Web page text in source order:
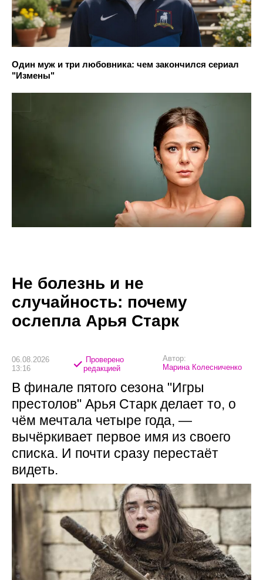
Один муж и три любовника: чем закончился сериал
"Измены"
Не болезнь и не
случайность: почему
ослепла Арья Старк
06.08.2026
13:16
Проверено
редакцией
Автор:
Марина Колесниченко
В финале пятого сезона "Игры
престолов" Арья Старк делает то, о
чём мечтала четыре года, —
вычёркивает первое имя из своего
списка. И почти сразу перестаёт
видеть.